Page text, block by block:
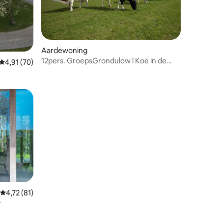
beoordeling van 4,91 op 5, 70 recensies
4,91 (70)
Aardewoning
12pers. GroepsGrondulow l Koe in de
Gemiddelde beoordeling van 4,72 op 5, 81 recensies
4,72 (81)